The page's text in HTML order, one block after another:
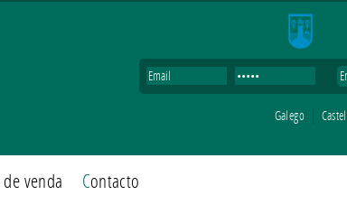
Galego
venda Contacto